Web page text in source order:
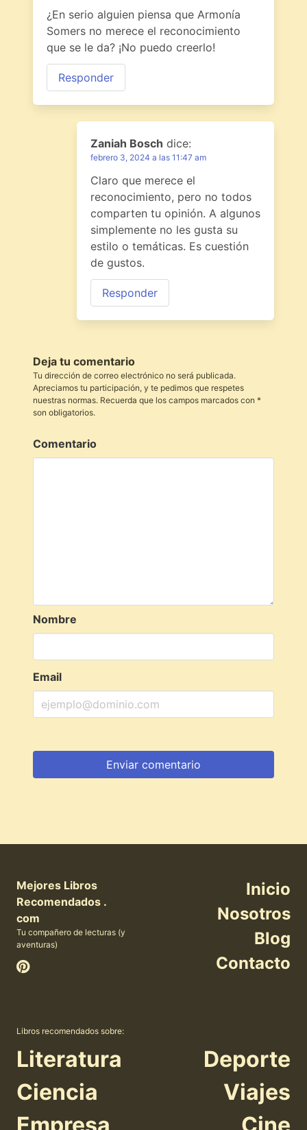
¿En serio alguien piensa que Armonía
Somers no merece el reconocimiento
que se le da? ¡No puedo creerlo!
Responder
Zaniah Bosch dice:
febrero 3, 2024 a las 11:47 am
Claro que merece el
reconocimiento, pero no todos
comparten tu opinión. A algunos
simplemente no les gusta su
estilo o temáticas. Es cuestión
de gustos.
Responder
Deja tu comentario
Tu dirección de correo electrónico no será publicada.
Apreciamos tu participación, y te pedimos que respetes
nuestras normas. Recuerda que los campos marcados con *
son obligatorios.
Comentario
Nombre
Email
Mejores Libros
Recomendados .
com
Tu compañero de lecturas (y
aventuras)
Inicio
Nosotros
Blog
Contacto
Libros recomendados sobre:
Literatura
Ciencia
Empresa
Deporte
Viajes
Cine